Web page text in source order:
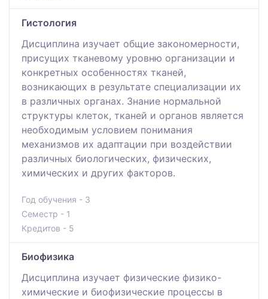
Гистология
Дисциплина изучает общие закономерности,
присущих тканевому уровню организации и
конкретных особенностях тканей,
возникающих в результате специализации их
в различных органах. Знание нормальной
структуры клеток, тканей и органов является
необходимым условием понимания
механизмов их адаптации при воздействии
различных биологических, физических,
химических и других факторов.
Год обучения - 3
Семестр - 1
Кредитов - 5
Биофизика
Дисциплина изучает физические физико-
химические и биофизические процессы в